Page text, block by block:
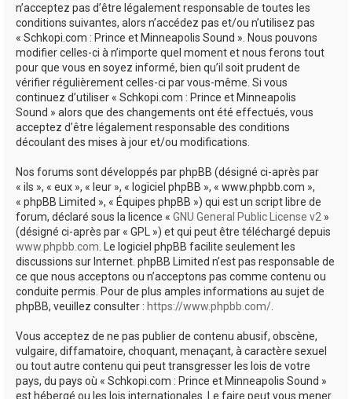
n’acceptez pas d’être légalement responsable de toutes les
conditions suivantes, alors n’accédez pas et/ou n’utilisez pas
« Schkopi.com : Prince et Minneapolis Sound ». Nous pouvons
modifier celles-ci à n’importe quel moment et nous ferons tout
pour que vous en soyez informé, bien qu’il soit prudent de
vérifier régulièrement celles-ci par vous-même. Si vous
continuez d’utiliser « Schkopi.com : Prince et Minneapolis
Sound » alors que des changements ont été effectués, vous
acceptez d’être légalement responsable des conditions
découlant des mises à jour et/ou modifications.
Nos forums sont développés par phpBB (désigné ci-après par
« ils », « eux », « leur », « logiciel phpBB », « www.phpbb.com »,
« phpBB Limited », « Équipes phpBB ») qui est un script libre de
forum, déclaré sous la licence « GNU General Public License v2 »
(désigné ci-après par « GPL ») et qui peut être téléchargé depuis
www.phpbb.com . Le logiciel phpBB facilite seulement les
discussions sur Internet. phpBB Limited n’est pas responsable de
ce que nous acceptons ou n’acceptons pas comme contenu ou
conduite permis. Pour de plus amples informations au sujet de
phpBB, veuillez consulter : https://www.phpbb.com/
Vous acceptez de ne pas publier de contenu abusif, obscène,
vulgaire, diffamatoire, choquant, menaçant, à caractère sexuel
ou tout autre contenu qui peut transgresser les lois de votre
pays, du pays où « Schkopi.com : Prince et Minneapolis Sound »
est hébergé ou les lois internationales. Le faire peut vous mener